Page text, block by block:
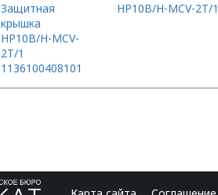
Защитная
крышка
HP10B/H-MCV-
2T/1
1136100408101
HP10B/H-MCV-2T/1